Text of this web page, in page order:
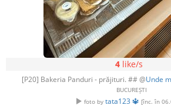
4like/s
[P20] Bakeria Panduri - prăjituri. ## @Unde
BUCUREȘTI
foto by tata123 🔱 [înc. în